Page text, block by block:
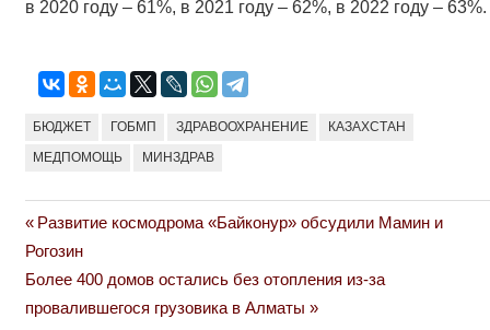
в 2020 году – 61%, в 2021 году – 62%, в 2022 году – 63%.
БЮДЖЕТ ГОБМП ЗДРАВООХРАНЕНИЕ КАЗАХСТАН
МЕДПОМОЩЬ МИНЗДРАВ
Навигация
по
записям
Previous
Post:
Развитие космодрома «Байконур» обсудили Мамин и
Рогозин
Next
Post:
Более 400 домов остались без отопления из-за
провалившегося грузовика в Алматы